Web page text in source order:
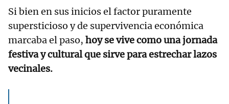
Si bien en sus inicios el factor puramente
supersticioso y de supervivencia económica
marcaba el paso, hoy se vive como una jornada
festiva y cultural que sirve para estrechar lazos
vecinales.